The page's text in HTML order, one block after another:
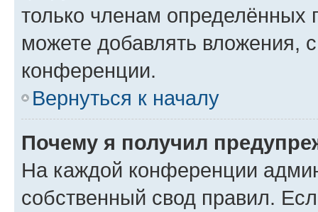
только членам определённых
можете добавлять вложения,
конференции.
Вернуться к началу
Почему я получил
На каждой конференции
собственный свод правил.